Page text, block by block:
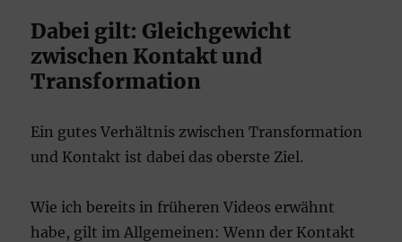
Dabei gilt: Gleichgewicht
zwischen Kontakt und
Transformation
Ein gutes Verhältnis zwischen Transformation
und Kontakt ist dabei das oberste Ziel.
Wie ich bereits in früheren Videos erwähnt
habe, gilt im Allgemeinen: Wenn der Kontakt